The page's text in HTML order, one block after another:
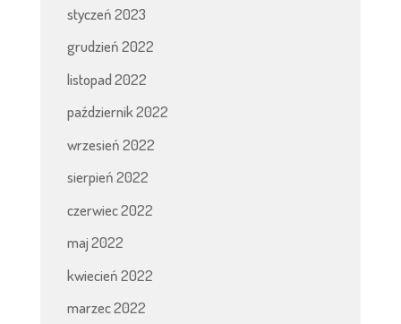
styczeń 2023
grudzień 2022
listopad 2022
październik 2022
wrzesień 2022
sierpień 2022
czerwiec 2022
maj 2022
kwiecień 2022
marzec 2022